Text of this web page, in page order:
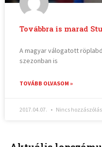
Továbbra is marad
A magyar válogatott
szezonban is
TOVÁBB OLVASOM »
2017.04.07. Nincs hozzászólás